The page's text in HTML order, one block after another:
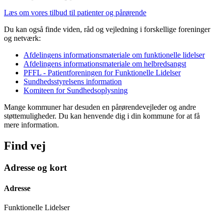
Læs om vores tilbud til patienter og pårørende
Du kan også finde viden, råd og vejledning i forskellige foreninger
og netværk:
Afdelingens informationsmateriale om funktionelle lidelser
Afdelingens informationsmateriale om helbredsangst
PFFL - Patientforeningen for Funktionelle Lidelser
Sundhedsstyrelsens information
Komiteen for Sundhedsoplysning
Mange kommuner har desuden en pårørendevejleder og andre
støttemuligheder. Du kan henvende dig i din kommune for at få
mere information.
Find vej
Adresse og kort
Adresse
Funktionelle Lidelser